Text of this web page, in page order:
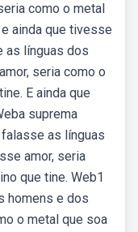
como o metal
ainda que tivesse
as línguas dos
seria como o
E ainda que
suprema
as línguas
amor, seria
que tine. Web1
homens e dos
o metal que soa